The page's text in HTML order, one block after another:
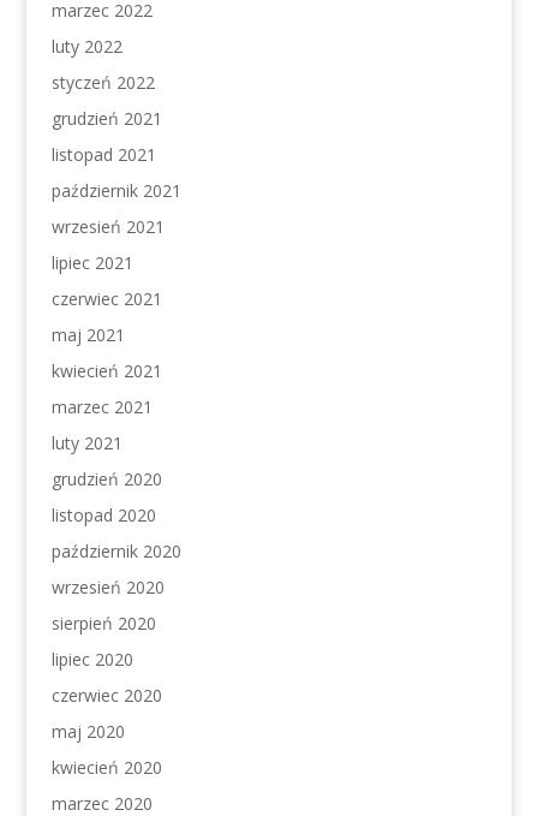
marzec 2022
luty 2022
styczeń 2022
grudzień 2021
listopad 2021
październik 2021
wrzesień 2021
lipiec 2021
czerwiec 2021
maj 2021
kwiecień 2021
marzec 2021
luty 2021
grudzień 2020
listopad 2020
październik 2020
wrzesień 2020
sierpień 2020
lipiec 2020
czerwiec 2020
maj 2020
kwiecień 2020
marzec 2020